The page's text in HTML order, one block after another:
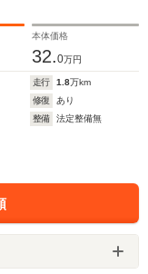
本体価格
32.0万円
走行 1.8万km
修復
あり
整備
法定整備無